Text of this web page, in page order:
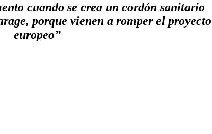
cuando se crea un cordón sanitario
porque vienen a romper el proyecto
europeo”